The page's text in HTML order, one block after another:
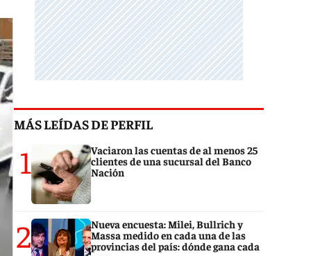
MÁS LEÍDAS DE PERFIL
1
Vaciaron las cuentas de al menos 25
clientes de una sucursal del Banco
Nación
2
Nueva encuesta: Milei, Bullrich y
Massa medido en cada una de las
provincias del país: dónde gana cada